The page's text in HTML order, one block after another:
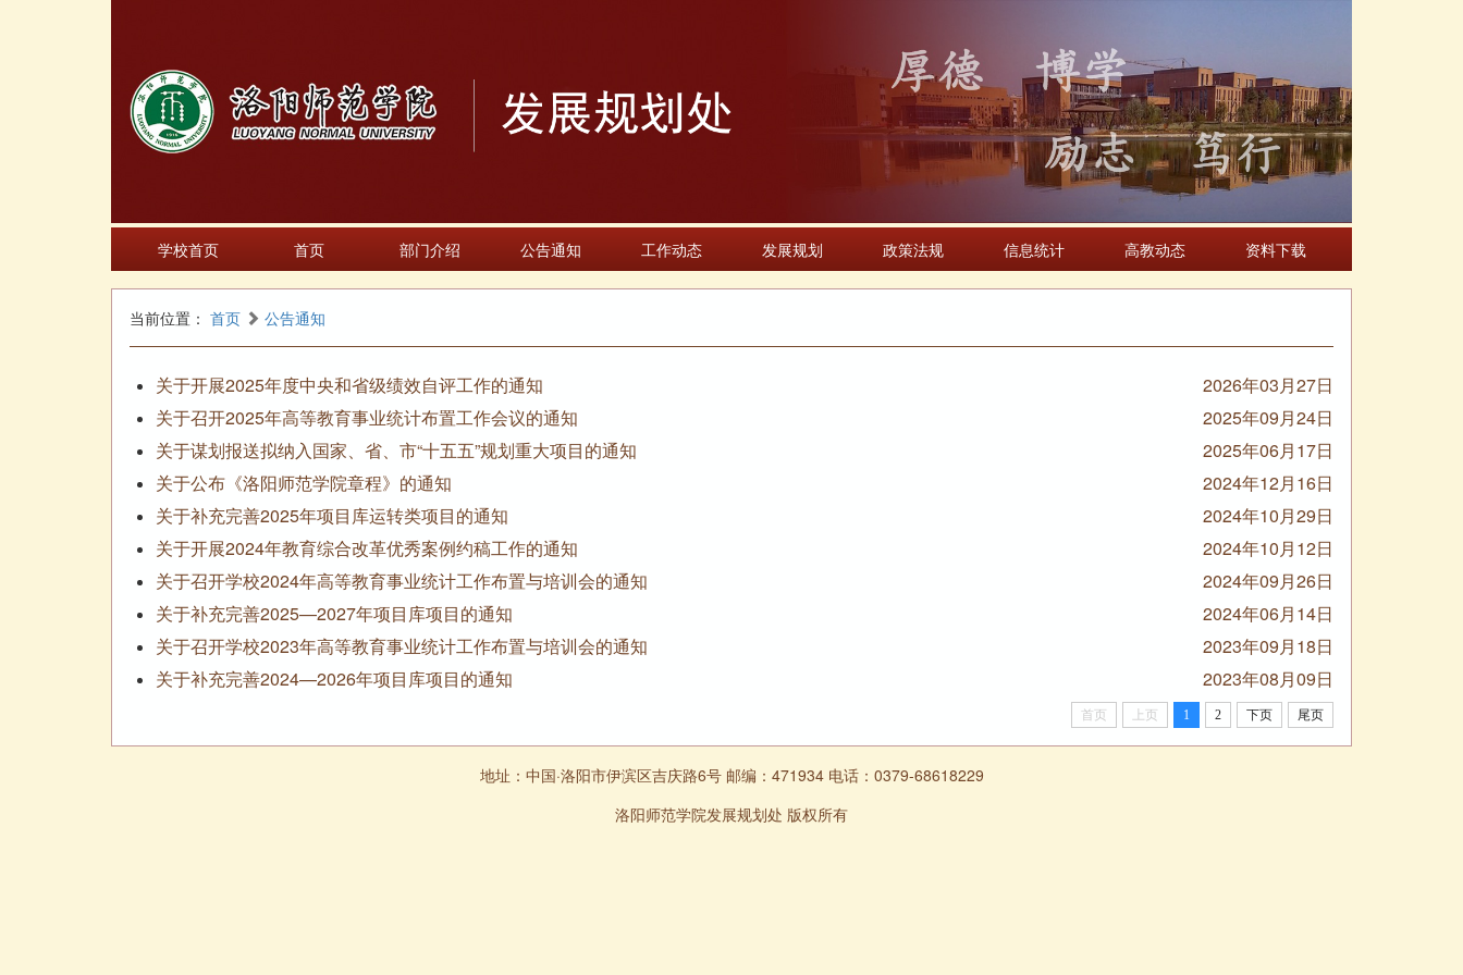
学校首页 首页 部门介绍 公告通知 工作动态 发展规划 政策法规 信息统计 高教动态 资料下载
当前位置： 首页 公告通知
关于开展2025年度中央和省级绩效自评工作的通知
2026年03月27日
关于召开2025年高等教育事业统计布置工作会议的通知
2025年09月24日
关于谋划报送拟纳入国家、省、市“十五五”规划重大项目的通知
2025年06月17日
关于公布《洛阳师范学院章程》的通知
2024年12月16日
关于补充完善2025年项目库运转类项目的通知
2024年10月29日
关于开展2024年教育综合改革优秀案例约稿工作的通知
2024年10月12日
关于召开学校2024年高等教育事业统计工作布置与培训会的通知
2024年09月26日
关于补充完善2025—2027年项目库项目的通知
2024年06月14日
关于召开学校2023年高等教育事业统计工作布置与培训会的通知
2023年09月18日
关于补充完善2024—2026年项目库项目的通知
2023年08月09日
首页 上页 1 2 下页 尾页
地址：中国·洛阳市伊滨区吉庆路6号 邮编：471934 电话：0379-68618229
洛阳师范学院发展规划处 版权所有